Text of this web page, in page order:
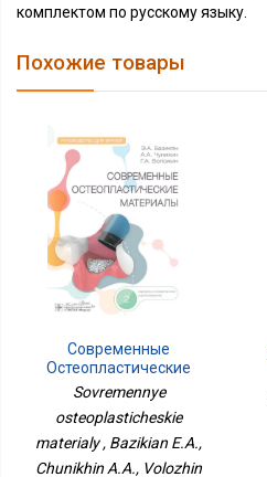
комплектом по русскому языку.
Похожие товары
Современные
Остеопластические
Материалы
Sovremennye
osteoplasticheskie
materialy , Bazikian E.A.,
Chunikhin A.A., Volozhin